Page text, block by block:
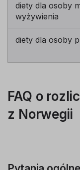
diety dla osoby
wyżywienia
diety dla osoby
FAQ o
z Norwegii